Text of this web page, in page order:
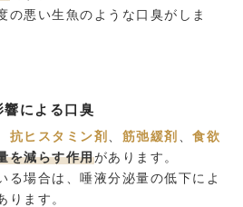
の悪い生魚のような口臭がしま
響による口臭
抗ヒスタミン剤 筋弛緩剤
食欲
を減らす作用があります。
る場合は、唾液分泌量の低下によ
ります。